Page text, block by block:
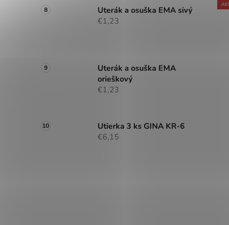
Uterák a osuška EMA sivý
€1,23
Uterák a osuška EMA
orieškový
€1,23
Utierka 3 ks GINA KR-6
€6,15